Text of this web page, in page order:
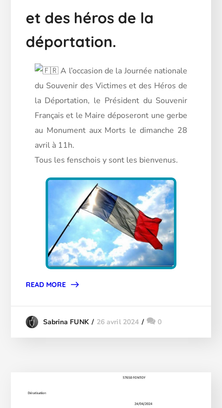
et des héros de la
déportation.
A l’occasion de la Journée nationale
du Souvenir des Victimes et des Héros de
la Déportation, le Président du Souvenir
Français et le Maire déposeront une gerbe
au Monument aux Morts le dimanche 28
avril à 11h.
Tous les fenschois y sont les bienvenus.
READ MORE
Sabrina FUNK 26 avril 2024 0